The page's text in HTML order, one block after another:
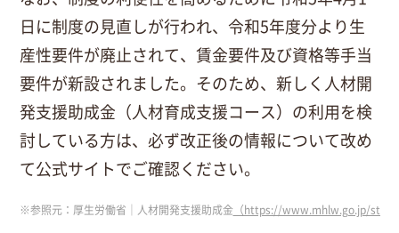
日に制度の見直しが行われ、令和5年度分より生
産性要件が廃止されて、賃金要件及び資格等手当
要件が新設されました。そのため、新しく人材開
発支援助成金（人材育成支援コース）の利用を検
討している方は、必ず改正後の情報について改め
て公式サイトでご確認ください。
※参照元：厚生労働省｜人材開発支援助成金 （https://www.mhlw.go.jp/stf/